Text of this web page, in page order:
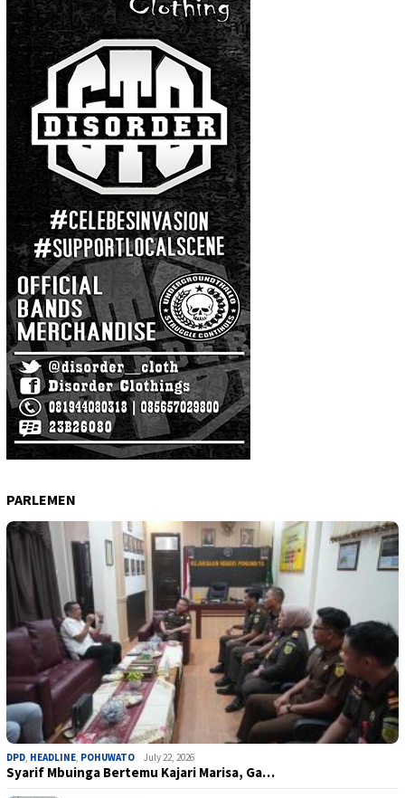
PARLEMEN
DPD, HEADLINE, POHUWATO July 22, 2026
Syarif Mbuinga Bertemu Kajari Marisa, Ga…